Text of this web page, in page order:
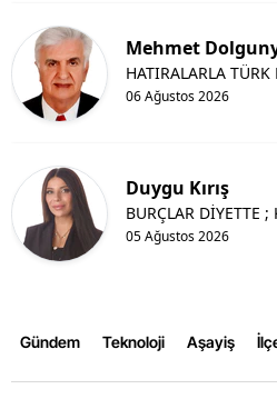
Mehmet
06 Ağustos 2026
Duygu Kırış
05 Ağustos 2026
BURÇLAR DİYETTE ;
Gündem Teknoloji Aşayiş